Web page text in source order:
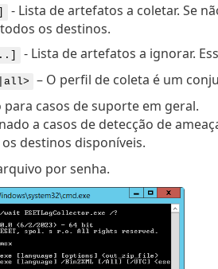
- Lista de artefatos a coletar. Se
os destinos.
- Lista de artefatos a ignorar.
– O perfil de coleta é um
para casos de suporte em geral.
a casos de detecção de
destinos disponíveis.
por senha.